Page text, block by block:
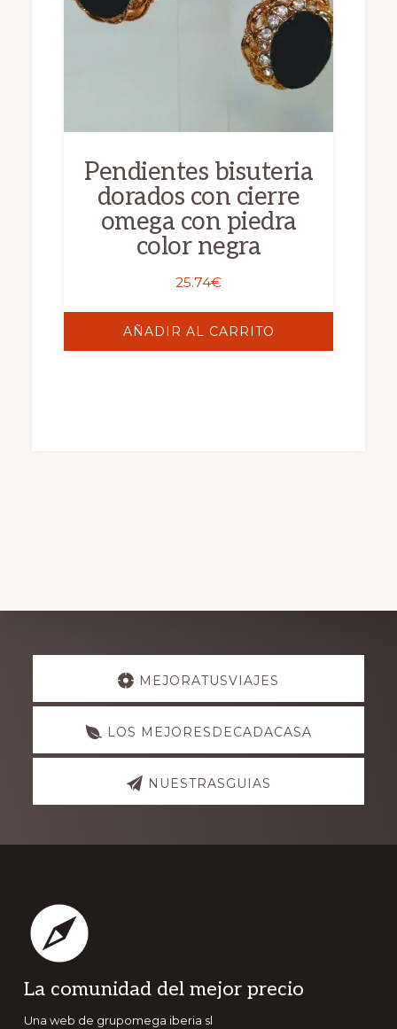
Pendientes bisuteria
dorados con cierre
omega con piedra
color negra
25.74€
AÑADIR AL CARRITO
Explore
MEJORATUSVIAJES
LOS MEJORESDECADACASA
NUESTRASGUIAS
Footer
La comunidad del mejor precio
Una web de grupomega iberia sl